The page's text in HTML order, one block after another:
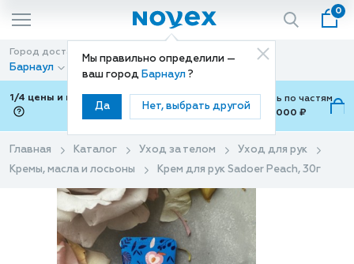
Мы правильно определили —
ваш город Барнаул ?
Да Нет, выбрать другой
0
Город доставки
Барнаул
Способ доставки
Доставка
1/4 цены и покупки ваши с Подели
Можно оплатить по частям
от 700 ₽ до 15,000 ₽
Главная Каталог Уход за телом
Уход для рук
Кремы, масла и лосьоны
Крем для рук Sadoer Peach, 30г